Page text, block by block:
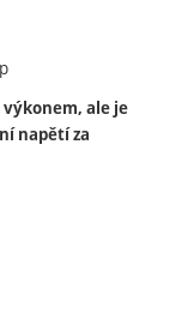
ale je
napětí za